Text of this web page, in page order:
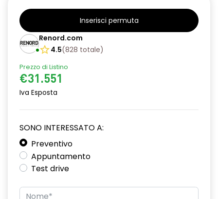
Inserisci permuta
Renord.com
4.5(828 totale)
Prezzo di Listino
€31.551
Iva Esposta
SONO INTERESSATO A:
Preventivo
Appuntamento
Test drive